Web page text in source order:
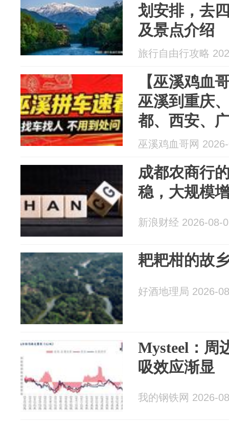
划安排，去
及景点介绍
旅行自由行攻略
【巫溪鸡血
巫溪到重庆
都、西安、
级多，有需
巫溪鸡血哥网
成都农商行
稳，大规模
新浪财经 2026-08-
耙耙柑的故
好酒地理局 2026-
Mysteel：周
吸效应渐显
我的钢铁网 2026-